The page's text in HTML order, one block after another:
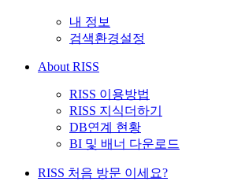
내 정보
검색환경설정
About RISS
RISS 이용방법
RISS 지식더하기
DB연계 현황
BI 및 배너 다운로드
RISS 처음 방문 이세요?